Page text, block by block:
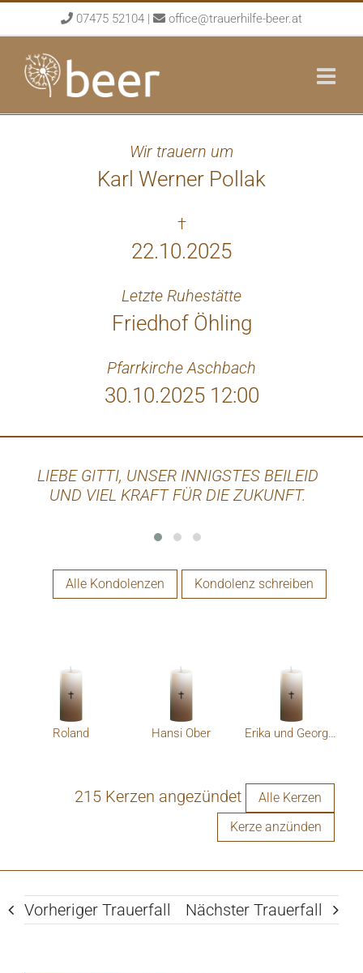
to
content
07475 52104 | office@trauerhilfe-beer.at
Wir trauern um
Karl Werner Pollak
†
22.10.2025
Letzte Ruhestätte
Friedhof Öhling
Pfarrkirche Aschbach
30.10.2025 12:00
LIEBE GITTI, UNSER INNIGSTES BEILEID
UND VIEL KRAFT FÜR DIE ZUKUNFT.
Alle Kondolenzen Kondolenz schreiben
Roland Hansi Ober Erika und Georg Helm
215 Kerzen angezündet
Alle Kerzen
Kerze anzünden
Vorheriger Trauerfall Nächster Trauerfall